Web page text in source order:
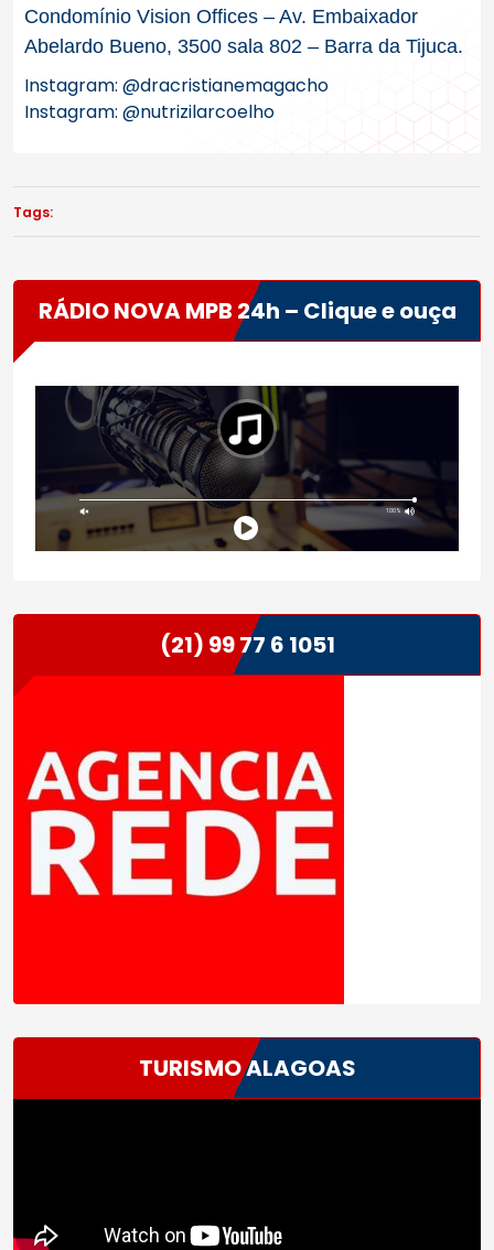
Condomínio Vision Offices – Av. Embaixador
Abelardo Bueno, 3500 sala 802 – Barra da Tijuca.
Instagram: @dracristianemagacho
Instagram: @nutrizilarcoelho
Tags:
RÁDIO NOVA MPB 24h – Clique e ouça
(21) 99 77 6 1051
TURISMO ALAGOAS